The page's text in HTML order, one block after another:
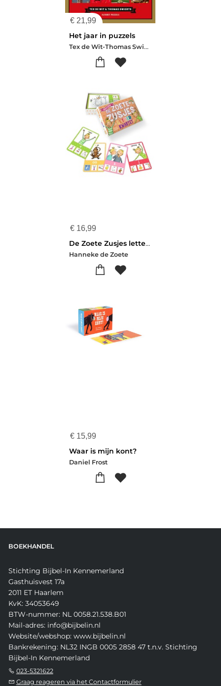
€ 21,99
Het jaar in puzzels
Tex de Wit-Thomas Swierts
€ 16,99
De Zoete Zusjes letterkwartet
Hanneke de Zoete
€ 15,99
Waar is mijn kont?
Daniel Frost
BOEKHANDEL
Stichting Bijbel-In Kennemerland
Gasthuisvest 17a
2011 ET Haarlem
KvK: 34053649
BTW-nummer: NL 0058.21.538.B01
Mail-adres: info@bijbelin.nl
Website/webshop: www.bijbelin.nl
Bankrekening: NL32 INGB 0005 2858 47 t.n.v. Stichting
Bijbel-In Kennemerland
023-5321622
Graag reageren via het Contactformulier